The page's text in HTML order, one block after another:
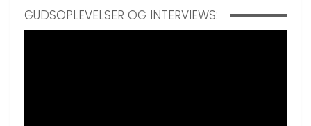
GUDSOPLEVELSER OG INTERVIEWS: